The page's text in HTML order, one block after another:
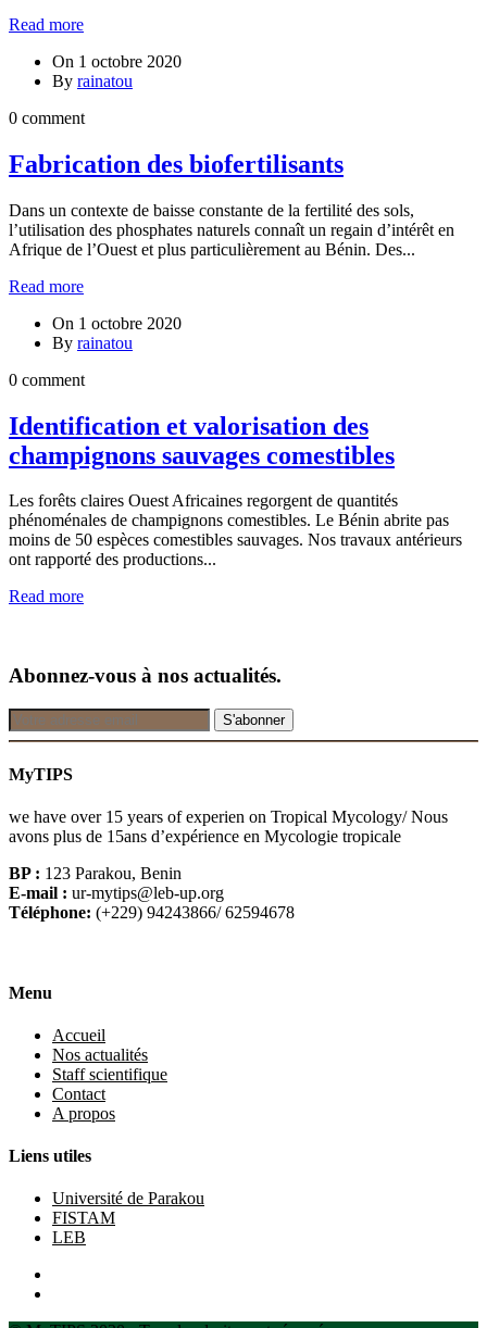
Read more
On 1 octobre 2020
By rainatou
0 comment
Fabrication des biofertilisants
Dans un contexte de baisse constante de la fertilité des sols,
l’utilisation des phosphates naturels connaît un regain d’intérêt en
Afrique de l’Ouest et plus particulièrement au Bénin. Des...
Read more
On 1 octobre 2020
By rainatou
0 comment
Identification et valorisation des
champignons sauvages comestibles
Les forêts claires Ouest Africaines regorgent de quantités
phénoménales de champignons comestibles. Le Bénin abrite pas
moins de 50 espèces comestibles sauvages. Nos travaux antérieurs
ont rapporté des productions...
Read more
Abonnez-vous à nos actualités.
MyTIPS
we have over 15 years of experien on Tropical Mycology/ Nous
avons plus de 15ans d’expérience en Mycologie tropicale
BP : 123 Parakou, Benin
E-mail : ur-mytips@leb-up.org
Téléphone: (+229) 94243866/ 62594678
Menu
Accueil
Nos actualités
Staff scientifique
Contact
A propos
Liens utiles
Université de Parakou
FISTAM
LEB